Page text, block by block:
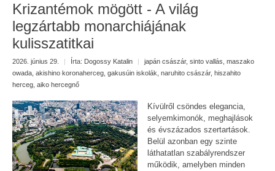
Krizantémok mögött - A világ
legzártabb monarchiájának
kulisszatitkai
2026. június 29. | Írta: Dogossy Katalin | japán császár, sinto vallás maszako
owada akishino koronaherceg gakusúin iskolák naruhito császár, hiszahito
herceg aiko hercegnő
Kívülről csöndes elegancia,
selyemkimonók, meghajlások
és évszázados szertartások.
Belül azonban egy szinte
láthatatlan szabályrendszer
működik, amelyben minden